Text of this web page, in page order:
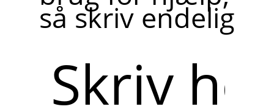
så skriv endelig
her